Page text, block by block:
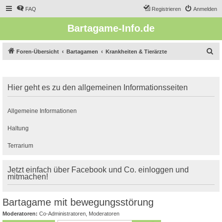
FAQ Anmelden
Registrieren
Bartagame-Info.de
Foren-Übersicht Bartagamen Krankheiten & Tierärzte
e
Hier geht es zu den allgemeinen Informationsseiten
Allgemeine Informationen
Haltung
Terrarium
Jetzt einfach über Facebook und Co. einloggen und
mitmachen!
Bartagame mit bewegungsstörung
Moderatoren: Co-Administratoren Moderatoren